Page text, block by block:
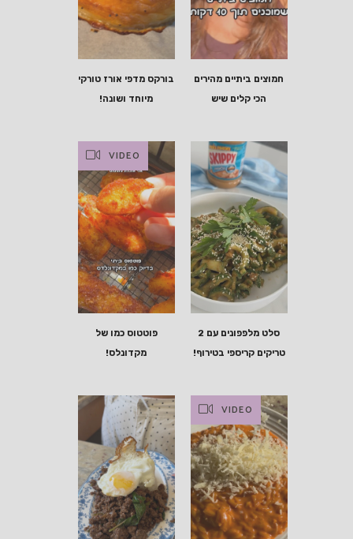
בורקס מדפי אורז טורקי
מיוחד ושונה!
חמוצים ביתיים מהירים
הכי קלים שיש
VIDEO
פוטטוס כמו של
מקדונלס!
סלט מלפפונים עם 2
טריקים קריספי בטירוף!
VIDEO